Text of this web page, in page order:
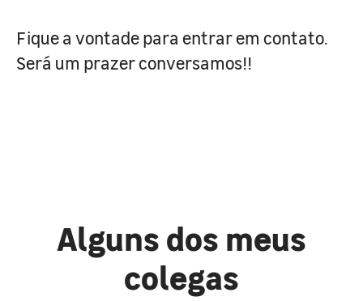
Fique a vontade para entrar em contato.
Será um prazer conversamos!!
Alguns dos meus
colegas